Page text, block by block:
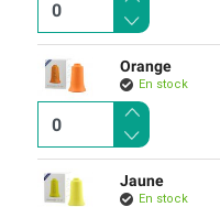
Orange
En stock
Jaune
En stock